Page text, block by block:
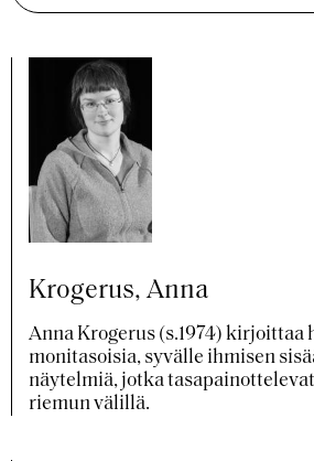
Krogerus, Anna
Anna Krogerus (s.1974) kirjoittaa
monitasoisia, syvälle ihmisen
näytelmiä, jotka
riemun välillä.